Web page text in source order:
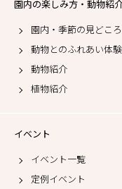
園内の楽しみ方・動物紹
園内・季節の見どころ
動物とのふれあい体験
動物紹介
植物紹介
イベント
イベント一覧
定例イベント